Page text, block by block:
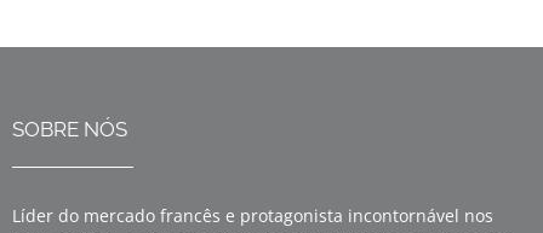
SOBRE NÓS
Líder do mercado francês e protagonista incontornável nos